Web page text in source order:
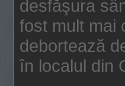
desfăşura
fost mult mai
debortează
în localul din